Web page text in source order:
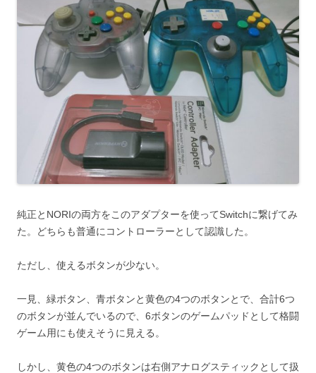
純正とNORIの両方をこのアダプターを使ってSwitchに繋げてみ
た。どちらも普通にコントローラーとして認識した。
ただし、使えるボタンが少ない。
一見、緑ボタン、青ボタンと黄色の4つのボタンとで、合計6つ
のボタンが並んでいるので、6ボタンのゲームパッドとして格闘
ゲーム用にも使えそうに見える。
しかし、黄色の4つのボタンは右側アナログスティックとして扱